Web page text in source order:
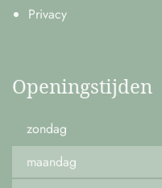
Privacy
Openingstijden
zondag
maandag